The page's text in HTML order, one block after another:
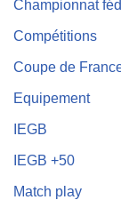
Championnat
Compétitions
Coupe de
Equipement
IEGB
IEGB +50
Match play